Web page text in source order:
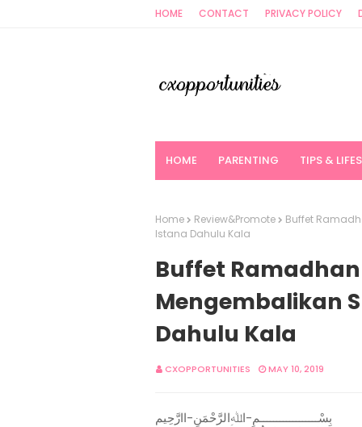
HOME CONTACT PRIVACY POLICY
HOME PARENTING TIPS &
Home Review&Promote
Buffet
Istana Dahulu Kala
Buffet
Mengembalikan
Dahulu Kala
CXOPPORTUNITIES MAY 10, 2019
بِسْــــــــــــــــــمِ-اﷲِالرَّحْمَنِ-اارَّحِيم